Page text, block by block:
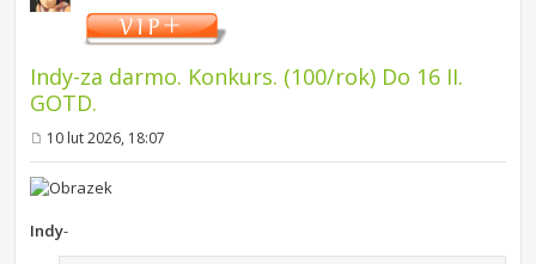
Indy-za darmo. Konkurs. (100/rok) Do 16 II.
GOTD.
o
s
t
10 lut 2026, 18:07
Indy-